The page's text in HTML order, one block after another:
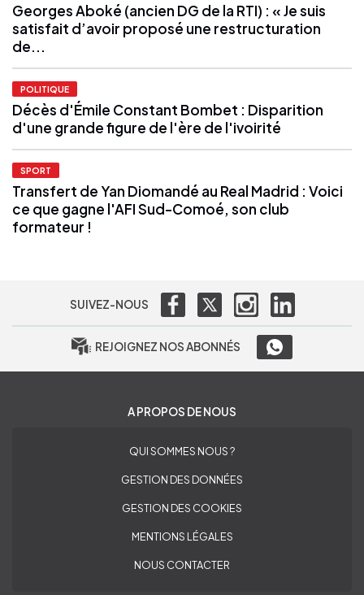
Georges Aboké (ancien DG de la RTI) : « Je suis
satisfait d’avoir proposé une restructuration
de...
POLITIQUE
Décès d'Émile Constant Bombet : Disparition
d'une grande figure de l'ère de l'ivoirité
SPORT
Transfert de Yan Diomandé au Real Madrid : Voici
ce que gagne l'AFI Sud-Comoé, son club
formateur !
SUIVEZ-NOUS
REJOIGNEZ NOS ABONNÉS
A PROPOS DE NOUS
QUI SOMMES NOUS ?
GESTION DES DONNÉES
GESTION DES COOKIES
MENTIONS LÉGALES
NOUS CONTACTER